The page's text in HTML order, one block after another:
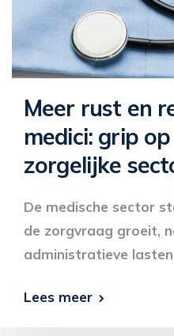
Meer rust en
medici: grip
zorgelijke
De medische sector
de zorgvraag groeit,
administratieve
Lees meer